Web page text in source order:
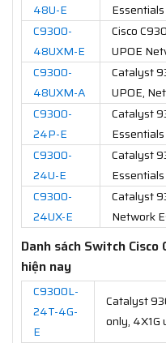
48U-E
Essentials
C9300-
48UXM-E
Cisco
UPOE
C9300-
48UXM-A
Catalyst
UPOE,
C9300-
24P-E
Catalyst
Essentials
C9300-
24U-E
Catalyst
Essentials
C9300-
24UX-E
Catalyst
Network
Danh sách Switch
hiện nay
C9300L-
24T-4G-
E
Catalyst
only, 4X1G